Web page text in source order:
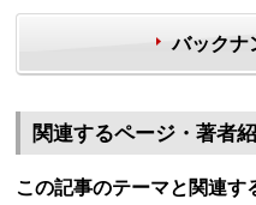
バックナ
関連するページ・著者
この記事のテーマと関連す